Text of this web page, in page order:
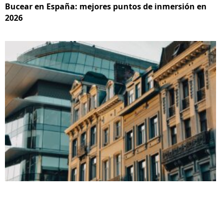
Bucear en España: mejores puntos de inmersión en
2026